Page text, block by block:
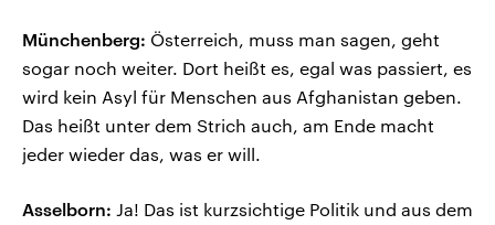
Münchenberg: Österreich, muss man sagen, geht
sogar noch weiter. Dort heißt es, egal was passiert, es
wird kein Asyl für Menschen aus Afghanistan geben.
Das heißt unter dem Strich auch, am Ende macht
jeder wieder das, was er will.
Asselborn: Ja! Das ist kurzsichtige Politik und aus dem